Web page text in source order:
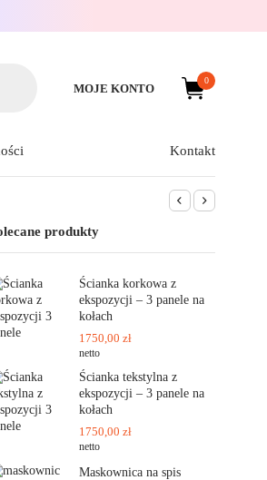
MOJE KONTO
0
Kontakt
produkty
Ścianka korkowa z
ekspozycji – 3 panele na
kołach
1750,00 zł
netto
Ścianka tekstylna z
ekspozycji – 3 panele na
kołach
1750,00 zł
netto
Maskownica na spis